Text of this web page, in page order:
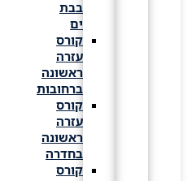
קורס
עזרה
ראשונה
ברחובות
קורס
עזרה
ראשונה
בחדרה
קורס